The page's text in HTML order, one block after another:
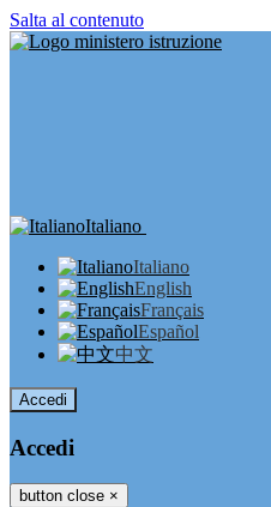
Salta al contenuto
Italiano
Italiano
English
Français
Español
中文
Accedi
Accedi
button close ×